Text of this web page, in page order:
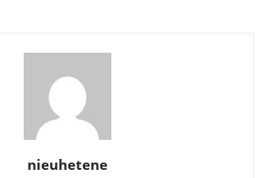
nieuhetene